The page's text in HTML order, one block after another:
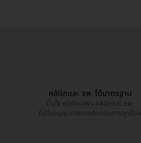
คลินิกและ รพ. ได้มาตรฐาน
มั่นใจ เราคัดเฉพาะคลินิกและ รพ.
ที่มีใบอนุญาตสถานประกอบการถูกต้อง